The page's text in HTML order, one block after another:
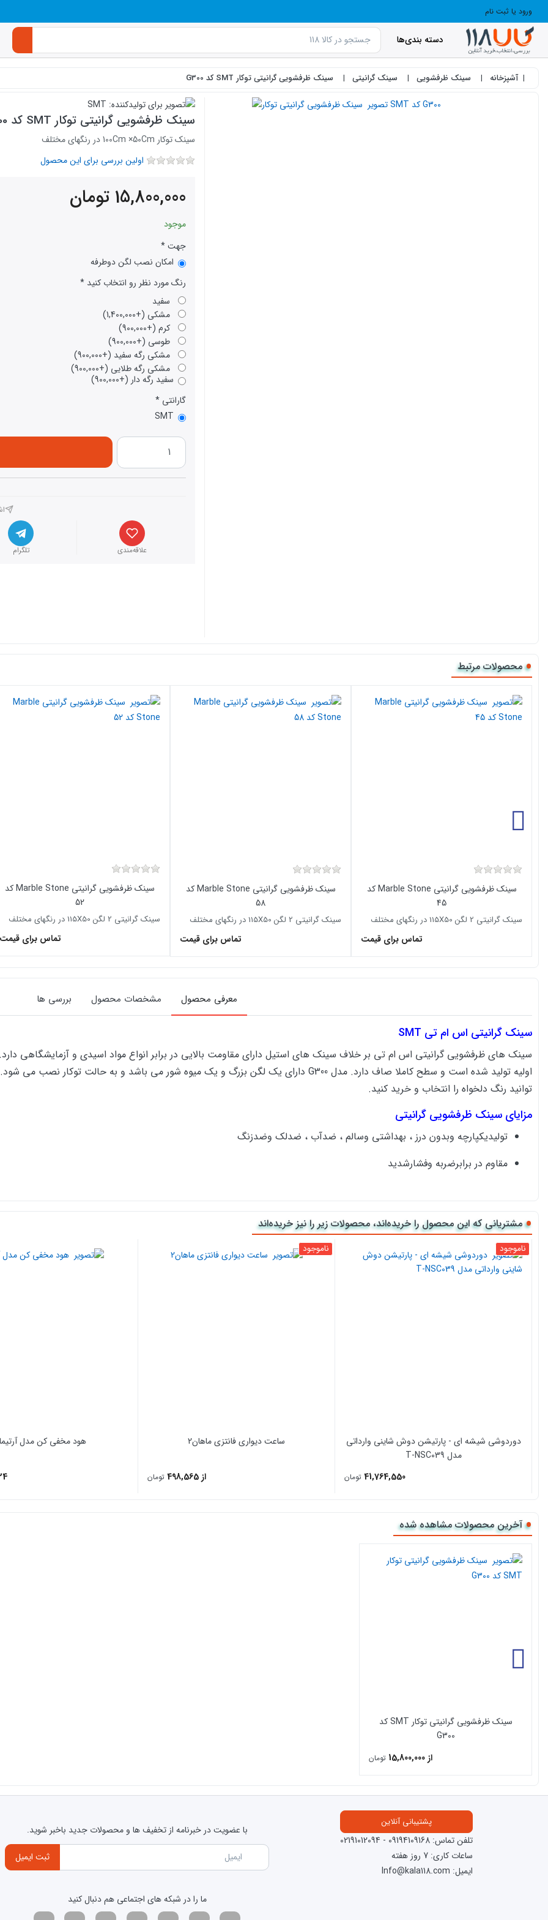
ورود یا ثبت نام
دسته بندی‌ها
آشپزخانه سینک ظرفشویی سینک گرانیتی سینک ظرفشویی گرانیتی توکار SMT کد G300
سینک ظرفشویی گرانیتی توکار SMT کد G300
سینک توکار 100Cm ×50Cm در رنگهای مختلف
اولین بررسی برای این محصول
15,800,000 تومان
موجود
جهت
امکان نصب لگن دوطرفه
رنگ مورد نظر رو انتخاب کنید
سفید
مشکی (+1,400,000)
کرم (+900,000)
طوسی (+900,000)
مشکی رگه سفید (+900,000)
مشکی رگه طلایی (+900,000)
سفید رگه دار (+900,000)
گارانتی
SMT
علاقه‌مندی تلگرام
محصولات مرتبط
سینک ظرفشویی گرانیتی Marble Stone کد
45
سینک گرانیتی 2 لگن 115X50 در رنگهای مختلف
تماس برای قیمت
سینک ظرفشویی گرانیتی Marble Stone کد
58
سینک گرانیتی 2 لگن 115X50 در رنگهای مختلف
تماس برای قیمت
سینک ظرفشویی گرانیتی Marble Stone کد
52
سینک گرانیتی 2 لگن 115X50 در رنگهای مختلف
تماس برای قیمت
معرفی محصول مشخصات محصول بررسی ها
سینک گرانیتی اس ام تی SMT
توانید رنگ دلخواه را انتخاب و خرید کنید.
مزایای سینک ظرفشویی گرانیتی
تولیدیکپارچه وبدون درز ، بهداشتی وسالم ، ضدآب ، ضدلک وضدزنگ
مقاوم در برابرضربه وفشارشدید
مقاوم دربرابر حرارت ودمای بالا تا 212 درجه فارنهایت
غیرقابل اشتعال
100% انتی باکتریال با نگهداری آسان
مشتریانی که این محصول را خریده‌اند، محصولات زیر را نیز خریده‌اند
ناموجود
دوردوشی شیشه ای - پارتیشن دوش شاینی وارداتی
مدل T-NSC039
41,764,550 تومان
ناموجود
ساعت دیواری فانتزی ماهان2
از 498,565 تومان
هود مخفی کن مدل آرتیما
آخرین محصولات مشاهده شده
سینک ظرفشویی گرانیتی توکار SMT کد
G300
از 15,800,000
تومان
با عضویت در خبرنامه از تخفیف ها و محصولات جدید باخبر شوید.
ثبت ایمیل
پشتیبانی آنلاین
تلفن تماس: 09194109168
-
02191012094
ساعات کاری: 7 روز هفته
ایمیل: Info@kala118.com
ما را در شبکه های اجتماعی هم دنبال کنید